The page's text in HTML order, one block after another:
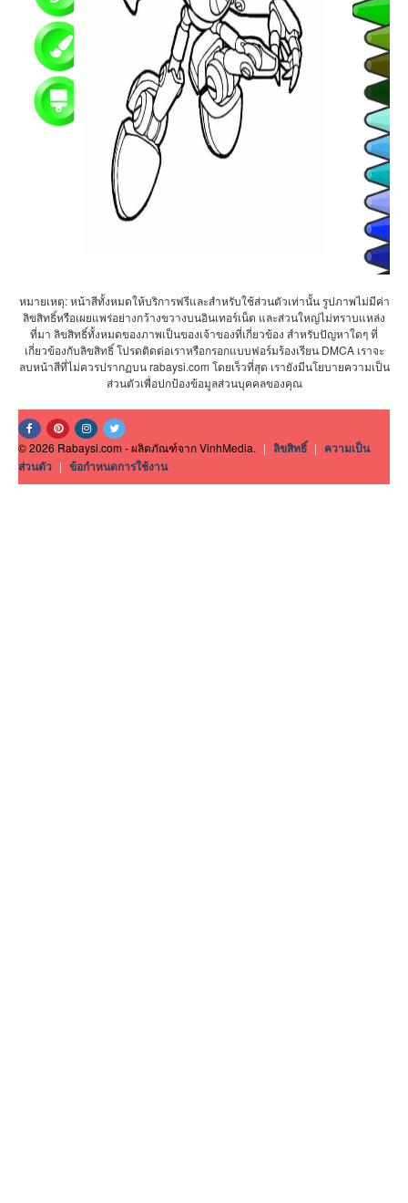
หมายเหตุ: หน้าสีทั้งหมดให้บริการฟรีและสำหรับใช้ส่วนตัวเท่านั้น รูปภาพไม่มีค่า
ลิขสิทธิ์หรือเผยแพร่อย่างกว้างขวางบนอินเทอร์เน็ต และส่วนใหญ่ไม่ทราบแหล่ง
ที่มา ลิขสิทธิ์ทั้งหมดของภาพเป็นของเจ้าของที่เกี่ยวข้อง สำหรับปัญหาใดๆ ที่
เกี่ยวข้องกับลิขสิทธิ์ โปรดติดต่อเราหรือกรอกแบบฟอร์มร้องเรียน DMCA เราจะ
ลบหน้าสีที่ไม่ควรปรากฏบน rabaysi.com โดยเร็วที่สุด เรายังมีนโยบายความเป็น
ส่วนตัวเพื่อปกป้องข้อมูลส่วนบุคคลของคุณ
© 2026 Rabaysi.com - ผลิตภัณฑ์จาก VinhMedia. | ลิขสิทธิ์ | ความเป็น
ส่วนตัว | ข้อกำหนดการใช้งาน